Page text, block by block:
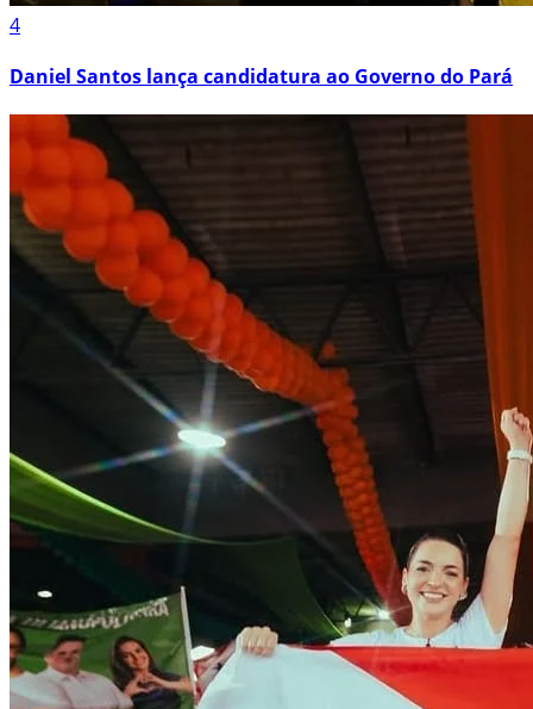
4
Daniel Santos lança candidatura ao Governo do Pará